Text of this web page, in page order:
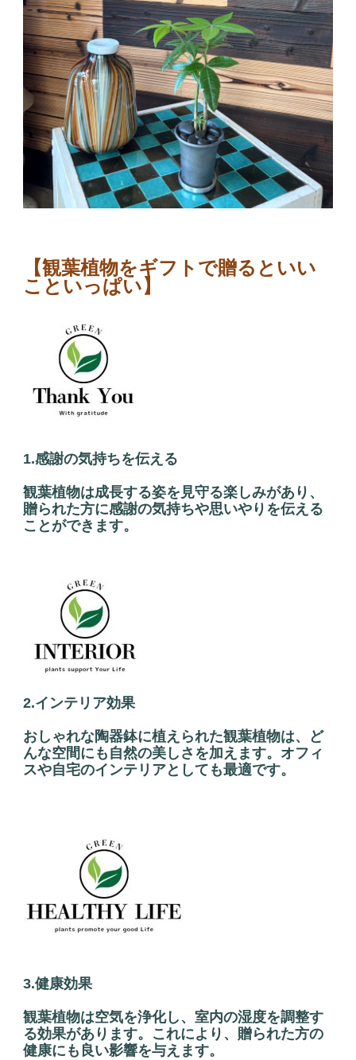
【観葉植物をギフトで贈るといい
こといっぱい】
1.感謝の気持ちを伝える
観葉植物は成長する姿を見守る楽しみがあり、
贈られた方に感謝の気持ちや思いやりを伝える
ことができます。
2.インテリア効果
おしゃれな陶器鉢に植えられた観葉植物は、ど
んな空間にも自然の美しさを加えます。オフィ
スや自宅のインテリアとしても最適です。
3.健康効果
観葉植物は空気を浄化し、室内の湿度を調整す
る効果があります。これにより、贈られた方の
健康にも良い影響を与えます。